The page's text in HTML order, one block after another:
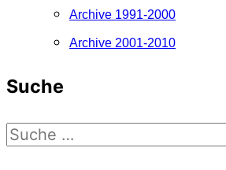
Archive 1991-2000
Archive 2001-2010
Suche
Suchen